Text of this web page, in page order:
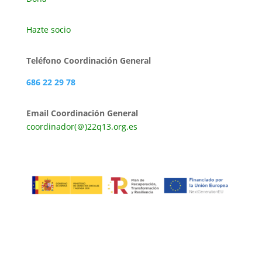
Hazte socio
Teléfono Coordinación General
686 22 29 78
Email Coordinación General
coordinador(＠)22q13.org.es